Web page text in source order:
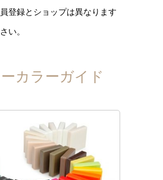
登録とショップは異なります
い。
カラーガイド